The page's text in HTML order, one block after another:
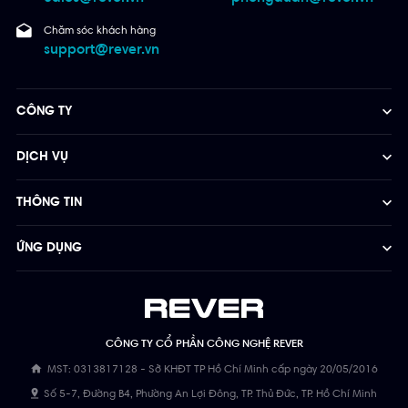
Chăm sóc khách hàng
support@rever.vn
CÔNG TY CỔ PHẦN CÔNG NGHỆ REVER
MST: 0313817128 - Sở KHĐT TP Hồ Chí Minh cấp ngày 20/05/2016
Số 5-7, Đường B4, Phường An Lợi Đông, TP. Thủ Đức, TP. Hồ Chí Minh
CÔNG TY
DỊCH VỤ
THÔNG TIN
ỨNG DỤNG